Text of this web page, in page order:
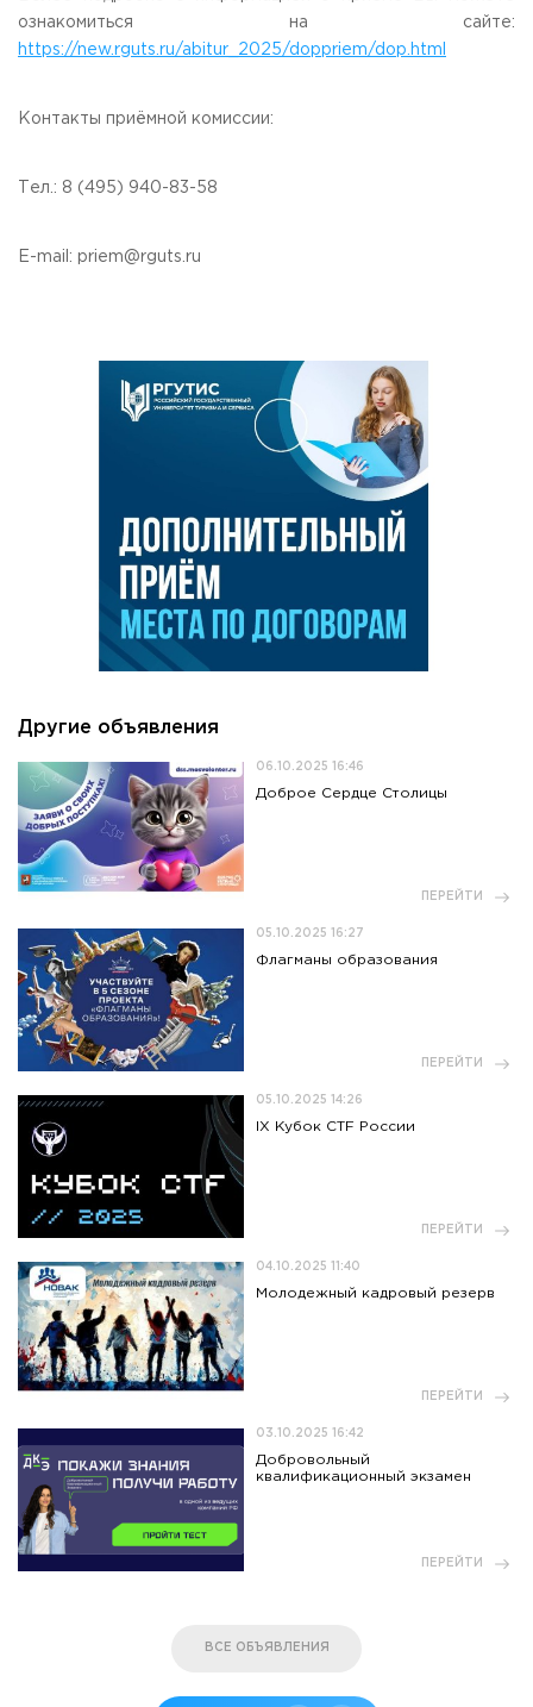
Приемная комиссия
пн-пт: с 10:00 до 17:00;
ознакомиться на сайте:
https://new.rguts.ru/abitur_2025/doppriem/dop.html
Контакты приёмной комиссии:
Тел.: 8 (495) 940-83-58
E-mail: priem@rguts.ru
Другие объявления
06.10.2025 16:46
Доброе Сердце Столицы
ПЕРЕЙТИ
05.10.2025 16:27
Флагманы образования
ПЕРЕЙТИ
05.10.2025 14:26
IX Кубок CTF России
ПЕРЕЙТИ
04.10.2025 11:40
Молодежный кадровый резерв
ПЕРЕЙТИ
03.10.2025 16:42
Добровольный
квалификационный экзамен
ПЕРЕЙТИ
ВСЕ ОБЪЯВЛЕНИЯ